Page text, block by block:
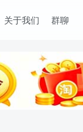
关于我们 群聊